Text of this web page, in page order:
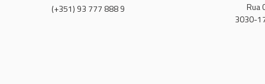
(+351) 93 777 888 9
Rua
3030-